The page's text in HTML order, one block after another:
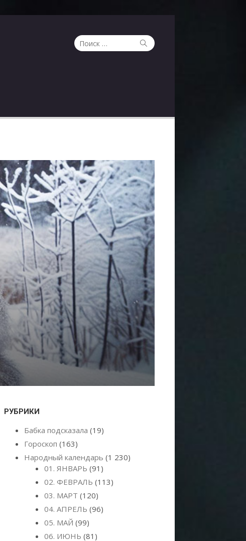
Поиск
по:
Поиск
РУБРИКИ
Бабка подсказала (19)
Гороскоп (163)
Народный календарь (1 230)
01. ЯНВАРЬ (91)
02. ФЕВРАЛЬ (113)
03. МАРТ (120)
04. АПРЕЛЬ (96)
05. МАЙ (99)
06. ИЮНЬ (81)